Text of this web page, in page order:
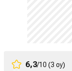
6,3/10 (3 oy)